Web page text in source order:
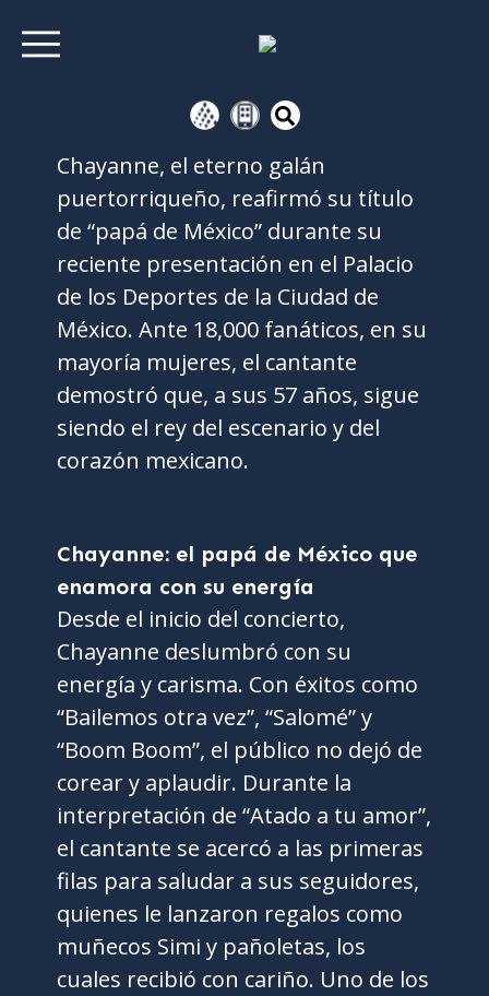
Chayanne, el eterno galán
puertorriqueño, reafirmó su título
de “papá de México” durante su
reciente presentación en el Palacio
de los Deportes de la Ciudad de
México. Ante 18,000 fanáticos, en su
mayoría mujeres, el cantante
demostró que, a sus 57 años, sigue
siendo el rey del escenario y del
corazón mexicano.
Chayanne: el papá de México que
enamora con su energía
Desde el inicio del concierto,
Chayanne deslumbró con su
energía y carisma. Con éxitos como
“Bailemos otra vez”, “Salomé” y
“Boom Boom”, el público no dejó de
corear y aplaudir. Durante la
interpretación de “Atado a tu amor”,
el cantante se acercó a las primeras
filas para saludar a sus seguidores,
quienes le lanzaron regalos como
muñecos Simi y pañoletas, los
cuales recibió con cariño. Uno de los